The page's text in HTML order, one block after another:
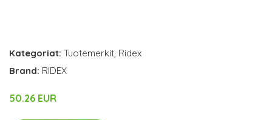
Kategoriat: Tuotemerkit, Ridex
Brand: RIDEX
50.26 EUR